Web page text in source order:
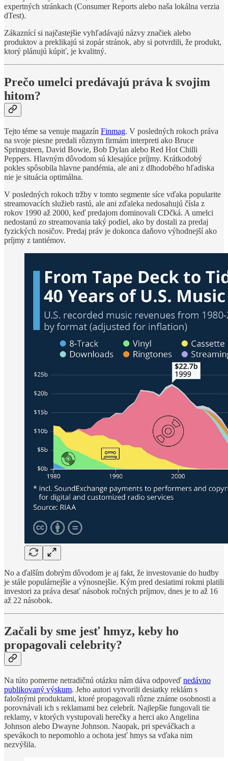
expertných stránkach (Consumer Reports alebo naša lokálna verzia
dTest).
Zákaznící si najčastejšie vyhľadávajú názvy značiek alebo
produktov a preklikajú si zopár stránok, aby si potvrdili, že produkt,
ktorý plánujú kúpiť, je kvalitný.
Prečo umelci predávajú práva k svojim
hitom?
Tejto téme sa venuje magazín Finmag. V posledných rokoch práva
na svoje piesne predali rôznym firmám interpreti ako Bruce
Springsteen, David Bowie, Bob Dylan alebo Red Hot Chilli
Peppers. Hlavným dôvodom sú klesajúce príjmy. Krátkodobý
pokles spôsobila hlavne pandémia, ale ani z dlhodobého hľadiska
nie je situácia optimálna.
V posledných rokoch tržby v tomto segmente síce vďaka popularite
streamovacích služieb rastú, ale ani zďaleka nedosahujú čísla z
rokov 1990 až 2000, keď predajom dominovali CDčká. A umelci
nedostanú zo streamovania taký podiel, ako by dostali za predaj
fyzických nosičov. Predaj práv je dokonca daňovo výhodnejší ako
príjmy z tantiémov.
No a ďalším dobrým dôvodom je aj fakt, že investovanie do hudby
je stále populárnejšie a výnosnejšie. Kým pred desiatimi rokmi platili
investori za práva desať násobok ročných príjmov, dnes je to až 16
až 22 násobok.
Začali by sme jesť hmyz, keby ho
propagovali celebrity?
Na túto pomerne netradičnú otázku nám dáva odpoveď nedávno
publikovaný výskum. Jeho autori vytvorili desiatky reklám s
falošnými produktami, ktoré propagovali rôzne známe osobnosti a
porovnávali ich s reklamami bez celebrít. Najlepšie fungovali tie
reklamy, v ktorých vystupovali herečky a herci ako Angelina
Johnson alebo Dwayne Johnson. Naopak, pri speváčkach a
spevákoch to nepomohlo a ochota jesť hmys sa vďaka nim
nezvýšila.